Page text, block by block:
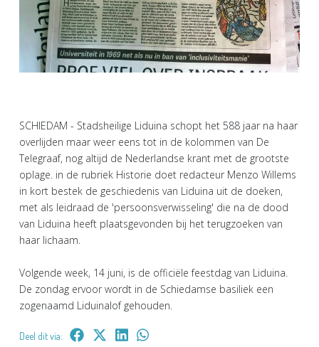
SCHIEDAM - Stadsheilige Liduina schopt het 588 jaar na haar
overlijden maar weer eens tot in de kolommen van De
Telegraaf, nog altijd de Nederlandse krant met de grootste
oplage. in de rubriek Historie doet redacteur Menzo Willems
in kort bestek de geschiedenis van Liduina uit de doeken,
met als leidraad de 'persoonsverwisseling' die na de dood
van Liduina heeft plaatsgevonden bij het terugzoeken van
haar lichaam.
Volgende week, 14 juni, is de officiële feestdag van Liduina.
De zondag ervoor wordt in de Schiedamse basiliek een
zogenaamd Liduinalof gehouden.
Deel dit via: